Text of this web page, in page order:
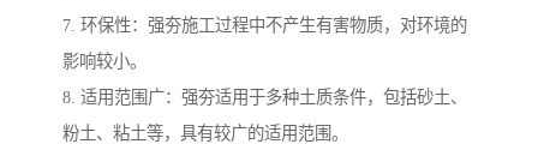
7. 环保性：强夯施工过程中不产生有害物质，对环境的
影响较小。
8. 适用范围广：强夯适用于多种土质条件，包括砂土、
粉土、粘土等，具有较广的适用范围。